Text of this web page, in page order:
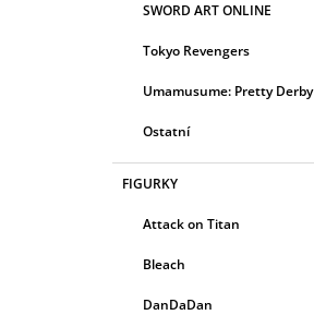
SWORD ART ONLINE
Tokyo Revengers
Umamusume: Pretty Derby
Ostatní
FIGURKY
Attack on Titan
Bleach
DanDaDan